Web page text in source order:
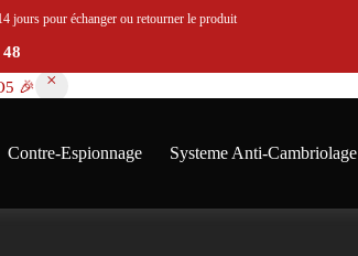
🎉
Contre-Espionnage Systeme Anti-Cambriolage
pour échanger ou retourner le produit